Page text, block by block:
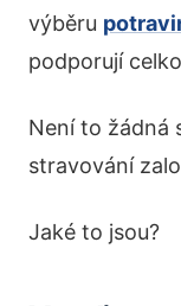
výběru
podporují
Není to žádná
stravování
Jaké to jsou?